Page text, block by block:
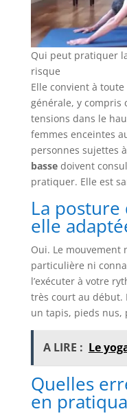
Qui peut pratiquer
risque
Elle convient à
générale, y compris
tensions dans le
femmes enceintes
personnes sujettes à
bassedoivent
pratiquer. Elle est
La posture
elle
Oui. Le mouvement
particulière ni
l’exécuter à votre
très court au début.
un tapis, pieds
A LIRE : Le
Quelles
en